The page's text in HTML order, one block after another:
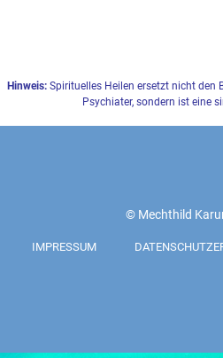
Hinweis: Spirituelles Heilen ersetzt nicht den
Psychiater, sondern ist eine
© Mechthild
IMPRESSUM